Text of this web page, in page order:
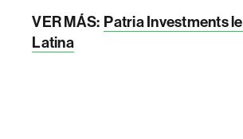
VER MÁS: Patria Investments
Latina